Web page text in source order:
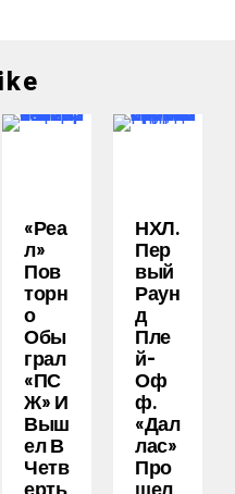
«Реа
Л»
Пов
Торн
О
Обы
Грал
«ПС
Ж» И
Выш
Ел В
Четв
Ерть
НХЛ.
Пер
Вый
Раун
Д
Пле
Й-
Оф
Ф.
«Дал
Лас»
Про
Шел